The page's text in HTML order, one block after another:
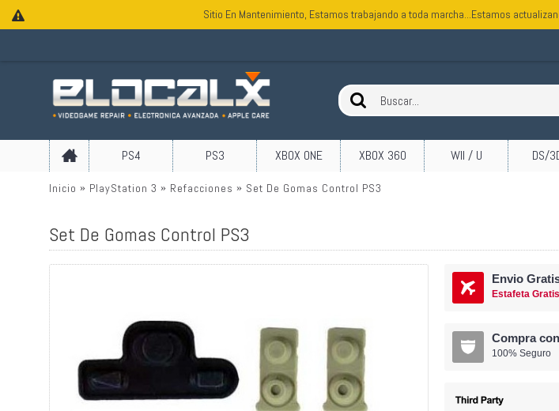
Sitio En Mantenimiento, Estamos trabajando a toda marcha...Estamos
PS4 PS3 XBOX ONE XBOX 360 WII / U DS/
Inicio PlayStation 3 Refacciones Set De Gomas Control PS3
Set De Gomas Control PS3
Envio
Estafeta Gratis
Compra
100% Seguro